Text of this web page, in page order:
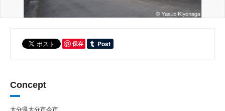
保存
Concept